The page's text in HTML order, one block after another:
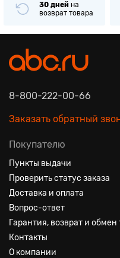
30 дней на
возврат товара
8-800-222-00-66
Заказать обратный
Покупателю
Пункты выдачи
Проверить статус заказа
Доставка и оплата
Вопрос-ответ
Гарантия, возврат и обмен
Контакты
О компании